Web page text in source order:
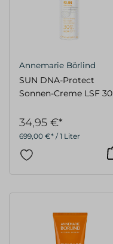
Annemarie Börlind
SUN DNA-Protect
Sonnen-Creme LSF 30
699,00 €* / 1 Liter
34,95 €*